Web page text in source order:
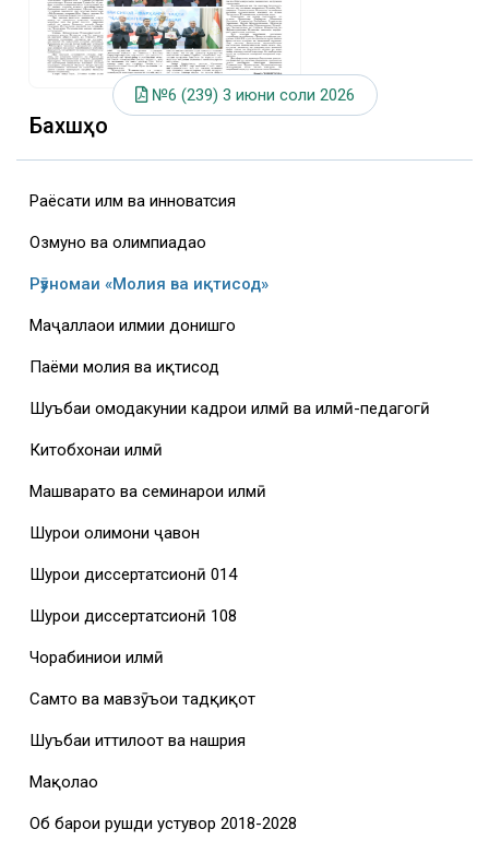
№6 (239) 3 июни соли 2026
Бахшҳо
Раёсати илм ва инноватсия
Озмунҳо ва олимпиадаҳо
Рӯзномаи «Молия ва иқтисод»
Маҷаллаҳои илмии донишгоҳ
Паёми молия ва иқтисод
Шуъбаи омодакунии кадрҳои илмӣ ва илмӣ-педагогӣ
Китобхонаи илмӣ
Машваратҳо ва семинарҳои илмӣ
Шурои олимони ҷавон
Шурои диссертатсионӣ 014
Шурои диссертатсионӣ 108
Чорабиниҳои илмӣ
Самтҳо ва мавзӯъҳои тадқиқот
Шуъбаи иттилоот ва нашрия
Мақолаҳо
Об барои рушди устувор 2018-2028